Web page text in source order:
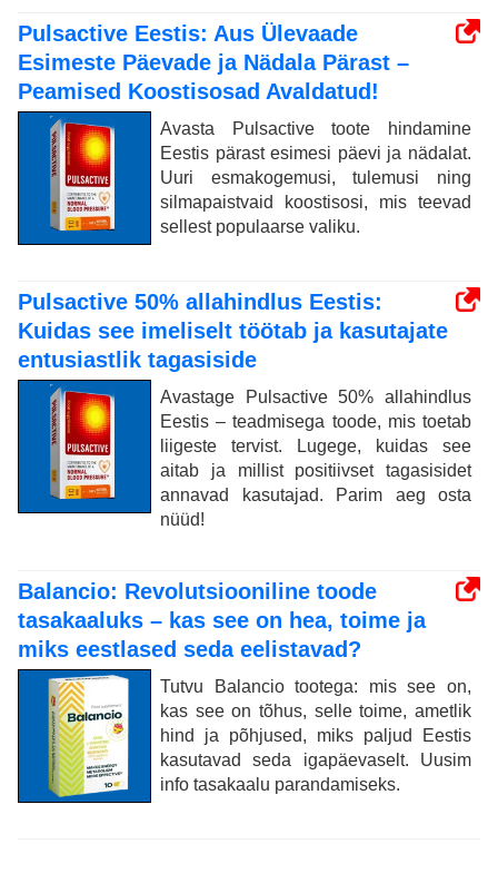
Pulsactive Eestis: Aus Ülevaade
Esimeste Päevade ja Nädala Pärast –
Peamised Koostisosad Avaldatud!
Avasta Pulsactive toote hindamine
Eestis pärast esimesi päevi ja nädalat.
Uuri esmakogemusi, tulemusi ning
silmapaistvaid koostisosi, mis teevad
sellest populaarse valiku.
Pulsactive 50% allahindlus Eestis:
Kuidas see imeliselt töötab ja kasutajate
entusiastlik tagasiside
Avastage Pulsactive 50% allahindlus
Eestis – teadmisega toode, mis toetab
liigeste tervist. Lugege, kuidas see
aitab ja millist positiivset tagasisidet
annavad kasutajad. Parim aeg osta
nüüd!
Balancio: Revolutsiooniline toode
tasakaaluks – kas see on hea, toime ja
miks eestlased seda eelistavad?
Tutvu Balancio tootega: mis see on,
kas see on tõhus, selle toime, ametlik
hind ja põhjused, miks paljud Eestis
kasutavad seda igapäevaselt. Uusim
info tasakaalu parandamiseks.